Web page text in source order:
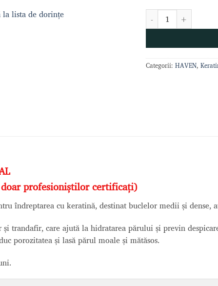
la lista de dorințe Cantitate Haven -
Categorii: HAVEN,
doar profesioniștilor certificați)
îndreptarea cu keratină, destinat buclelor medii și dense,
și trandafir, care ajută la hidratarea părului și previn
porozitatea și lasă părul moale și mătăsos.